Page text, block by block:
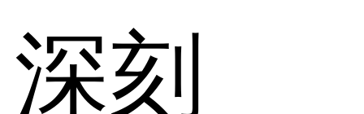
深刻